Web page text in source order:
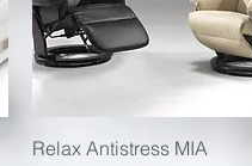
Aperçu rapide
Relax Antistress MIA